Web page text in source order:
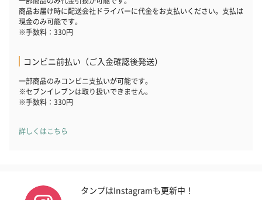
商品お届け時に配送会社ドライバーに代金をお支払いください。支払は
現金のみ可能です。
※手数料：330円
コンビニ前払い（ご入金確認後発送）
一部商品のみコンビニ支払いが可能です。
※セブンイレブンは取り扱いできません。
※手数料：330円
詳しくはこちら
タンプはInstagramも更新中！